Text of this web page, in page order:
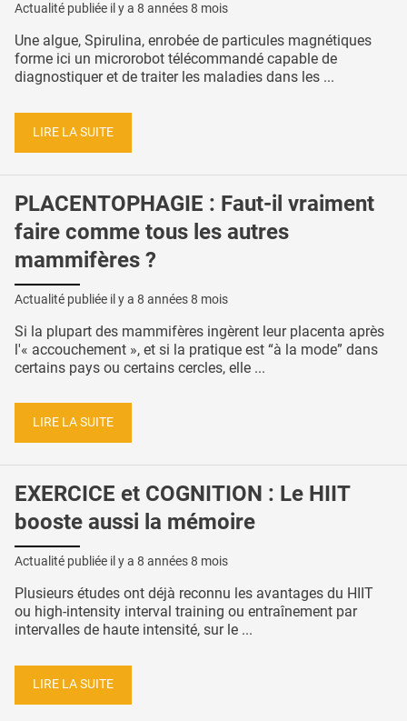
Actualité publiée il y a 8 années 8 mois
Une algue, Spirulina, enrobée de particules magnétiques
forme ici un microrobot télécommandé capable de
diagnostiquer et de traiter les maladies dans les ...
LIRE LA SUITE
PLACENTOPHAGIE : Faut-il vraiment
faire comme tous les autres
mammifères ?
Actualité publiée il y a 8 années 8 mois
Si la plupart des mammifères ingèrent leur placenta après
l'« accouchement », et si la pratique est “à la mode” dans
certains pays ou certains cercles, elle ...
LIRE LA SUITE
EXERCICE et COGNITION : Le HIIT
booste aussi la mémoire
Actualité publiée il y a 8 années 8 mois
Plusieurs études ont déjà reconnu les avantages du HIIT
ou high-intensity interval training ou entraînement par
intervalles de haute intensité, sur le ...
LIRE LA SUITE